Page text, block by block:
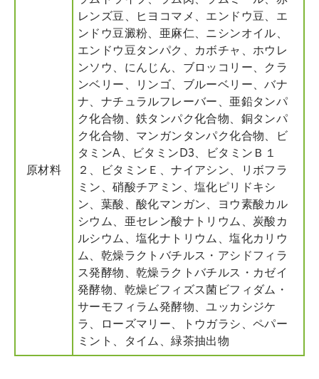
原材料
レンズ豆、ヒヨコマメ、エンドウ豆、エ
ンドウ豆澱粉、亜麻仁、ニシンオイル、
エンドウ豆タンパク、カボチャ、ホウレ
ンソウ、にんじん、ブロッコリー、クラ
ンベリー、リンゴ、ブルーベリー、バナ
ナ、ナチュラルフレーバー、亜鉛タンパ
ク化合物、鉄タンパク化合物、銅タンパ
ク化合物、マンガンタンパク化合物、ビ
タミンA、ビタミンD3、ビタミンＢ１
２、ビタミンＥ、ナイアシン、リボフラ
ミン、硝酸チアミン、塩化ピリドキシ
ン、葉酸、酸化マンガン、ヨウ素酸カル
シウム、亜セレン酸ナトリウム、炭酸カ
ルシウム、塩化ナトリウム、塩化カリウ
ム、乾燥ラクトバチルス・アシドフィラ
ス発酵物、乾燥ラクトバチルス・カゼイ
発酵物、乾燥ビフィズス菌ビフィダム・
サーモフィラム発酵物、ユッカシジケ
ラ、ローズマリー、トウガラシ、ペパー
ミント、タイム、緑茶抽出物